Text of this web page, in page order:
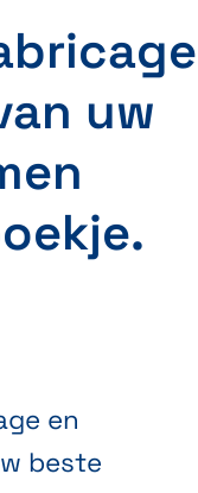
uw
en
beste